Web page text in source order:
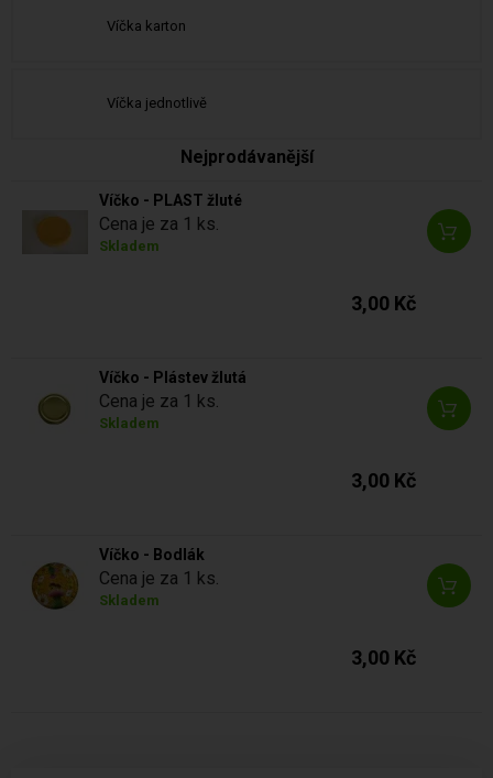
Víčka karton
Víčka jednotlivě
Nejprodávanější
Víčko - PLAST žluté
Cena je za 1 ks.
Skladem
3,00 Kč
Víčko - Plástev žlutá
Cena je za 1 ks.
Skladem
3,00 Kč
Víčko - Bodlák
Cena je za 1 ks.
Skladem
3,00 Kč